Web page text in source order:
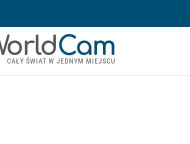
Cam
CAŁY ŚWIAT W JEDNYM MIEJSCU